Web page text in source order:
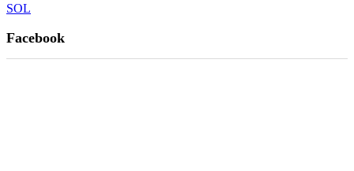
SOL
Facebook